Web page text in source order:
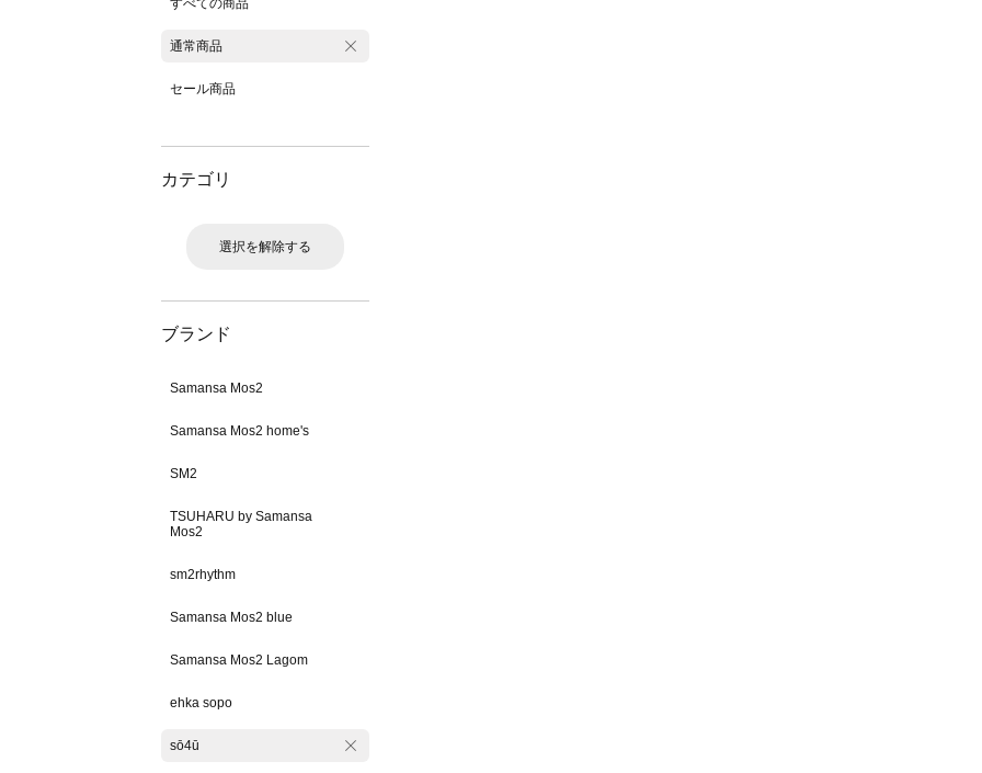
すべての商品
通常商品
セール商品
カテゴリ
選択を解除する
ブランド
Samansa Mos2
Samansa Mos2 home's
SM2
TSUHARU by Samansa
Mos2
sm2rhythm
Samansa Mos2 blue
Samansa Mos2 Lagom
ehka sopo
sō4ū